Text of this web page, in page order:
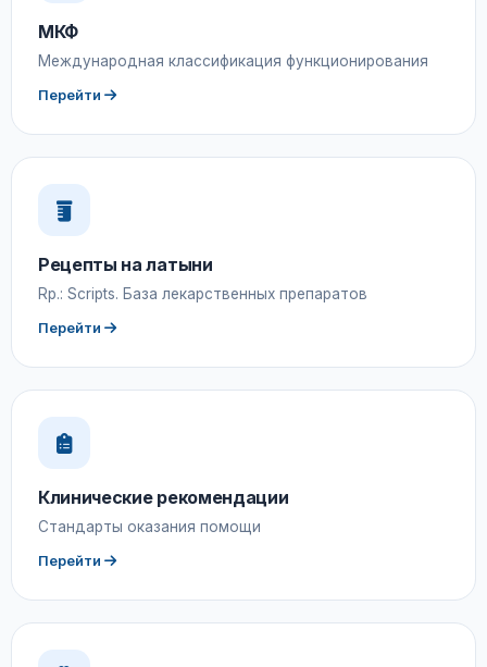
МКФ
Международная классификация функционирования
Перейти
Рецепты на латыни
Rp.: Scripts. База лекарственных препаратов
Перейти
Клинические рекомендации
Стандарты оказания помощи
Перейти